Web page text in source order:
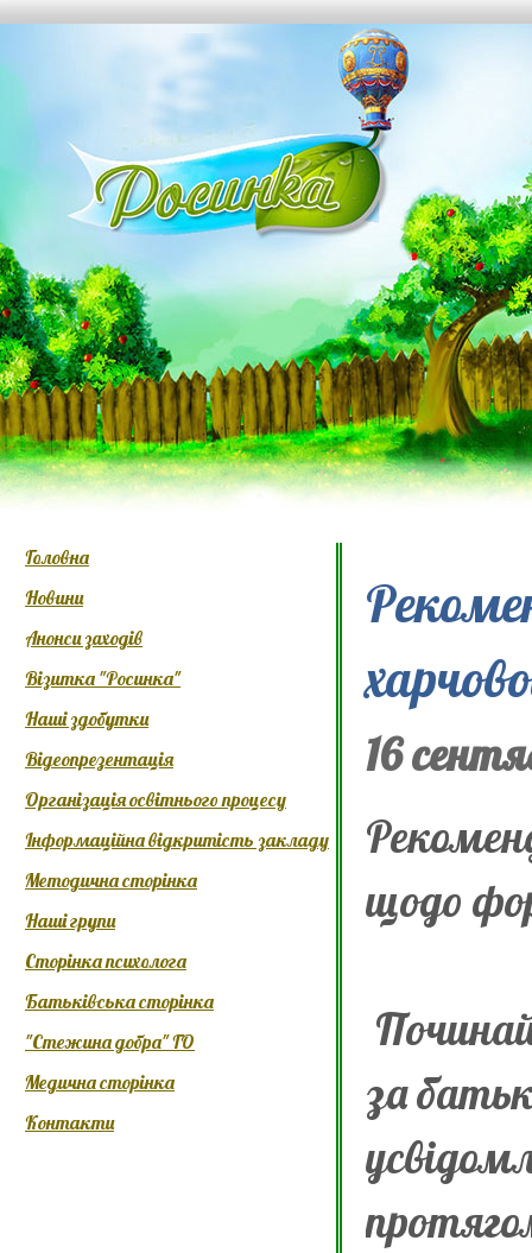
Головна
Новини
Анонси заходів
Візитка "Росинка"
Наші здобутки
Відеопрезентація
Організація освітнього процесу
Інформаційна відкритість закладу
Методична сторінка
Наші групи
Сторінка психолога
Батьківська сторінка
"Стежина добра" ГО
Медична сторінка
Контакти
16
щодо
за